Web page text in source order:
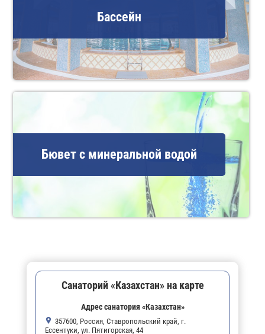
Бассейн
Бювет с минеральной водой
Санаторий «Казахстан» на карте
Адрес санатория «Казахстан»
357600, Россия, Ставропольский край, г.
Ессентуки, ул. Пятигорская, 44